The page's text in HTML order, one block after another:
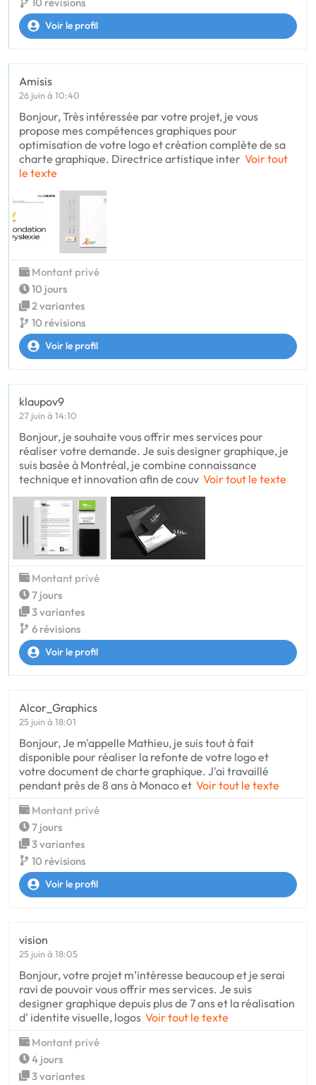
Voir le profil
Amisis
26 juin à 10:40
Bonjour, Très intéressée par votre projet, je vous
propose mes compétences graphiques pour
optimisation de votre logo et création complète de sa
charte graphique. Directrice artistique inter Voir tout
le texte
Montant privé
10 jours
2 variantes
10 révisions
Voir le profil
klaupov9
27 juin à 14:10
Bonjour, je souhaite vous offrir mes services pour
réaliser votre demande. Je suis designer graphique, je
suis basée à Montréal, je combine connaissance
technique et innovation afin de couv Voir tout le texte
Montant privé
7 jours
3 variantes
6 révisions
Voir le profil
Alcor_Graphics
25 juin à 18:01
Bonjour, Je m'appelle Mathieu, je suis tout à fait
disponible pour réaliser la refonte de votre logo et
votre document de charte graphique. J'ai travaillé
pendant près de 8 ans à Monaco et Voir tout le texte
Montant privé
7 jours
3 variantes
10 révisions
Voir le profil
vision
25 juin à 18:05
Bonjour, votre projet m’intéresse beaucoup et je serai
ravi de pouvoir vous offrir mes services. Je suis
designer graphique depuis plus de 7 ans et la réalisation
d' identite visuelle, logos Voir tout le texte
Montant privé
4 jours
3 variantes